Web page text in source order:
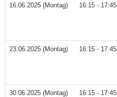
16.06.2025 (Montag) 16:15 - 17:45
23.06.2025 (Montag) 16:15 - 17:45
30.06.2025 (Montag) 16:15 - 17:45